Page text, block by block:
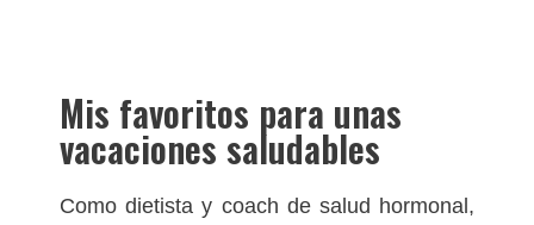
Mis favoritos para unas
vacaciones saludables
Como dietista y coach de salud hormonal,